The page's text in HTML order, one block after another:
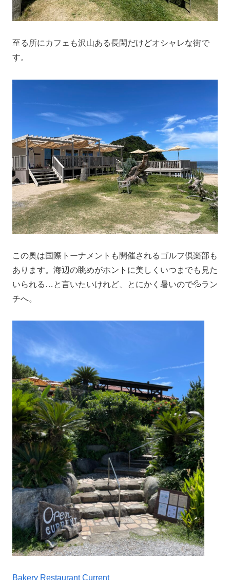
至る所にカフェも沢山ある長閑だけどオシャレな街で
す。
この奥は国際トーナメントも開催されるゴルフ倶楽部も
あります。海辺の眺めがホントに美しくいつまでも見た
いられる…と言いたいけれど、とにかく暑いので💦ラン
チへ。
Bakery Restaurant Current